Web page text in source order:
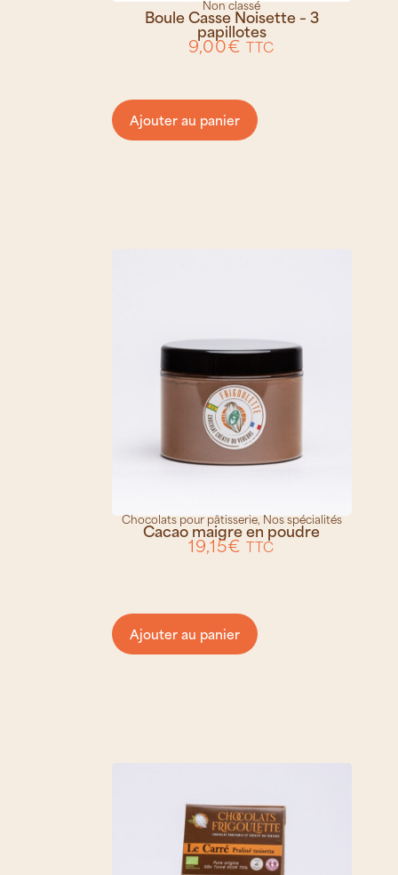
Non classé
Boule Casse Noisette – 3
papillotes
9,00€ TTC
Ajouter au panier
Chocolats pour pâtisserie, Nos spécialités
Cacao maigre en poudre
19,15€ TTC
Ajouter au panier